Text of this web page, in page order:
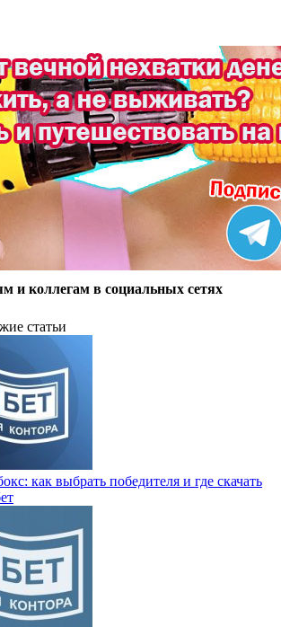
и коллегам в социальных сетях
статьи
как выбрать победителя и где скачать